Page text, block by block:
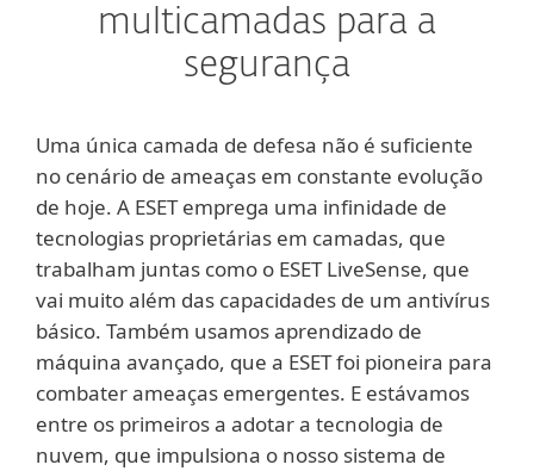
multicamadas para a
segurança
Uma única camada de defesa não é suficiente
no cenário de ameaças em constante evolução
de hoje. A ESET emprega uma infinidade de
tecnologias proprietárias em camadas, que
trabalham juntas como o ESET LiveSense, que
vai muito além das capacidades de um antivírus
básico. Também usamos aprendizado de
máquina avançado, que a ESET foi pioneira para
combater ameaças emergentes. E estávamos
entre os primeiros a adotar a tecnologia de
nuvem, que impulsiona o nosso sistema de